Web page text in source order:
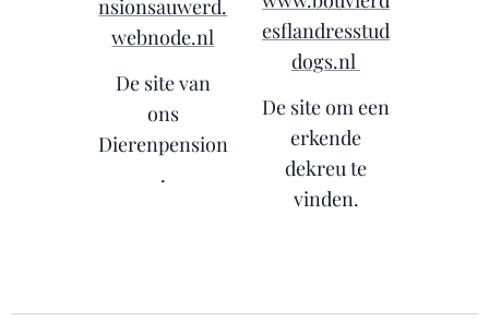
nsionsauwerd.
webnode.nl
De site van
ons
Dierenpension
.
esflandresstud
dogs.nl
De site om een
erkende
dekreu te
vinden.